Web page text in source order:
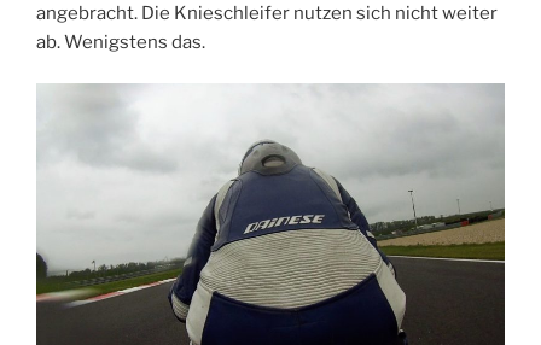
angebracht. Die Knieschleifer nutzen sich nicht weiter
ab. Wenigstens das.